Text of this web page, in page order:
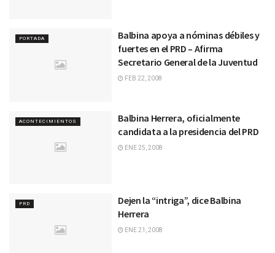
PORTADA
Balbina apoya a nóminas débiles y
fuertes en el PRD – Afirma
Secretario General de la Juventud
FEB 22, 2008
ACONTECIMIENTOS
Balbina Herrera, oficialmente
candidata a la presidencia del PRD
ENE 25, 2008
PRD
Dejen la “intriga”, dice Balbina
Herrera
ENE 21, 2008